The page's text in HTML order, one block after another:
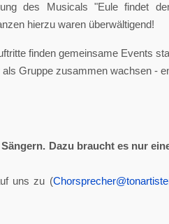
des Musicals "Eule findet
hierzu waren überwältigend!
finden gemeinsame Events
Gruppe zusammen wachsen -
Dazu braucht es nur
uns zu (